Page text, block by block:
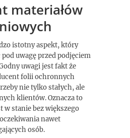
materiałów
istotny aspekt, który
uwagę przed podjęciem
uwagi jest fakt że
folii ochronnych
nie tylko stałych, ale
klientów. Oznacza to
w stanie bez większego
nawet
osób.